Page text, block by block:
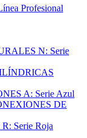
Profesional
N: Serie
A: Serie Azul
DE
Serie Roja